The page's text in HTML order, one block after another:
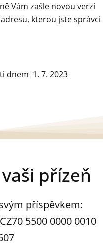
Vám zašle novou verzi
kterou jste správci
dnem 1. 7. 2023
přízeň
příspěvkem:
5500 0000 0010